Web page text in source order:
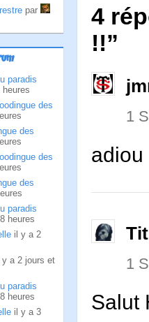
par
paradis
des
des
des
des
paradis
heures
il y a 2
y a 2 jours et
paradis
heures
il y a 3
4
!!”
1
1
Salut